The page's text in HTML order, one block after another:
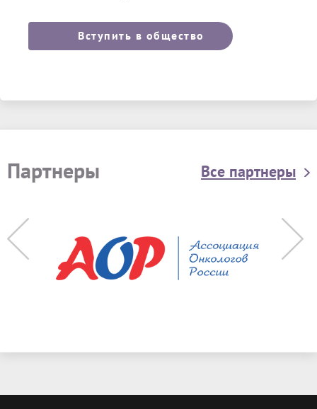
Вступить в общество
Партнеры Все партнеры